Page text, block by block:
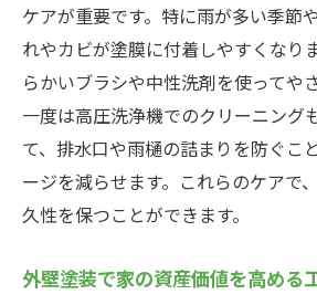
ケアが重要です。特に雨が多い季節
れやカビが塗膜に付着しやすくなり
らかいブラシや中性洗剤を使ってや
一度は高圧洗浄機でのクリーニング
て、排水口や雨樋の詰まりを防ぐこ
ージを減らせます。これらのケアで
久性を保つことができます。
外壁塗装で家の資産価値を高める